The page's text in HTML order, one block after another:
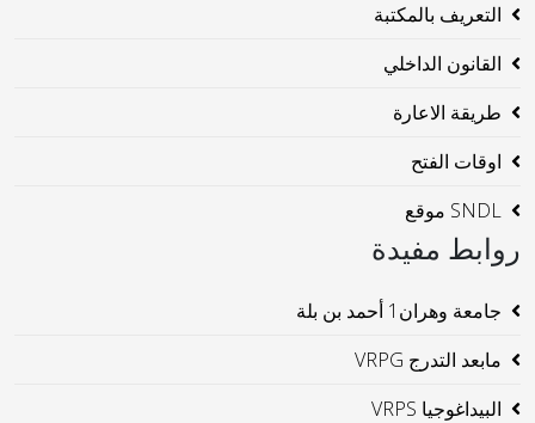
التعريف بالمكتبة
القانون الداخلي
طريقة الاعارة
اوقات الفتح
SNDL موقع
روابط مفيدة
جامعة وهران1 أحمد بن بلة
مابعد التدرج VRPG
البيداغوجيا VRPS